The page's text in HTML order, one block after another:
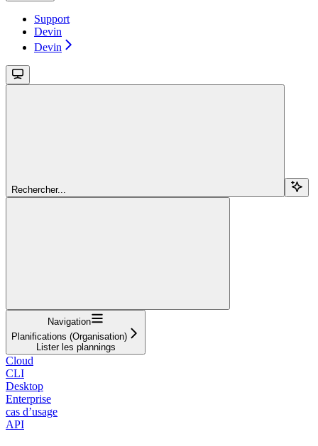
Support
Devin
Devin
Rechercher...
Navigation
Planifications (Organisation)
Lister les plannings
Cloud
CLI
Desktop
Enterprise
cas d’usage
API